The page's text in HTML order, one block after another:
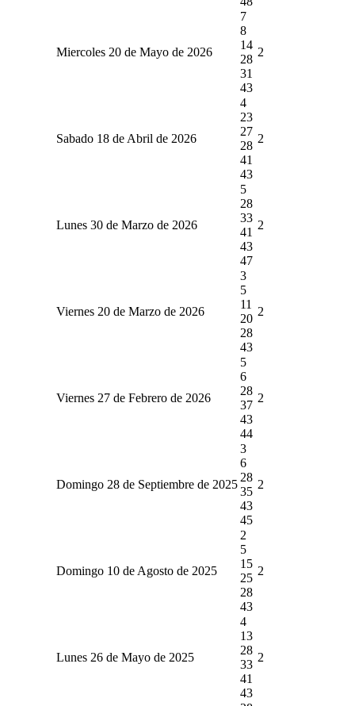
Miercoles 20 de Mayo de 2026
7
8
14
28
31
43
2
Sabado 18 de Abril de 2026
4
23
27
28
41
43
2
Lunes 30 de Marzo de 2026
5
28
33
41
43
47
2
Viernes 20 de Marzo de 2026
3
5
11
20
28
43
2
Viernes 27 de Febrero de 2026
5
6
28
37
43
44
2
Domingo 28 de Septiembre de 2025
3
6
28
35
43
45
2
Domingo 10 de Agosto de 2025
2
5
15
25
28
43
2
Lunes 26 de Mayo de 2025
4
13
28
33
41
43
2